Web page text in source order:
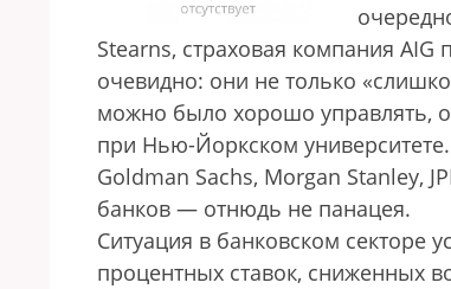
Stearns, страховая компания
очевидно: они не только
можно было хорошо управлять,
при Нью-Йоркском
Goldman Sachs, Morgan Stanley,
банков — отнюдь не панацея.
Ситуация в банковском секторе
процентных ставок, сниженных